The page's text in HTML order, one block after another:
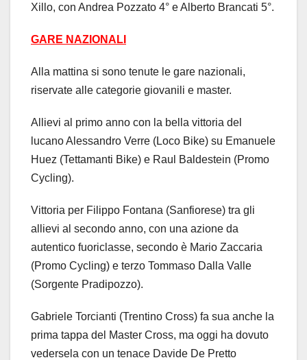
Xillo, con Andrea Pozzato 4° e Alberto Brancati 5°.
GARE NAZIONALI
Alla mattina si sono tenute le gare nazionali,
riservate alle categorie giovanili e master.
Allievi al primo anno con la bella vittoria del
lucano Alessandro Verre (Loco Bike) su Emanuele
Huez (Tettamanti Bike) e Raul Baldestein (Promo
Cycling).
Vittoria per Filippo Fontana (Sanfiorese) tra gli
allievi al secondo anno, con una azione da
autentico fuoriclasse, secondo è Mario Zaccaria
(Promo Cycling) e terzo Tommaso Dalla Valle
(Sorgente Pradipozzo).
Gabriele Torcianti (Trentino Cross) fa sua anche la
prima tappa del Master Cross, ma oggi ha dovuto
vedersela con un tenace Davide De Pretto